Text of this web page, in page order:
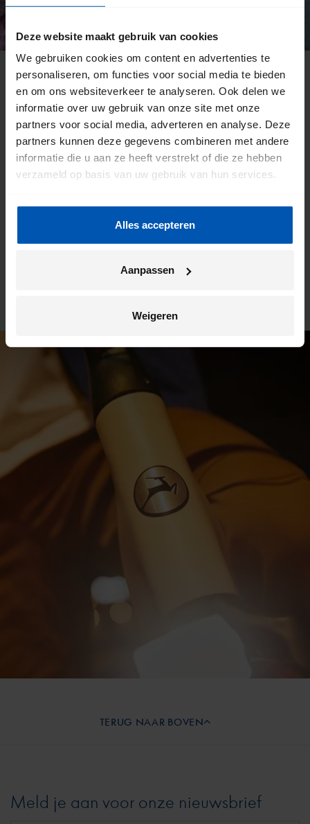
Deze website maakt gebruik van cookies
We gebruiken cookies om content en advertenties te
personaliseren, om functies voor social media te bieden
en om ons websiteverkeer te analyseren. Ook delen we
informatie over uw gebruik van onze site met onze
partners voor social media, adverteren en analyse. Deze
partners kunnen deze gegevens combineren met andere
informatie die u aan ze heeft verstrekt of die ze hebben
verzameld op basis van uw gebruik van hun services.
Alles accepteren
Aanpassen
Weigeren
De voordelen van een Gazelle
fietsenwinkel
Daarom werken we intensief samen met onze fietsenwinkels.
tijd toe aan een onderhoudsbeurt? Ook dan kun je weer bij
Meld je aan voor onze nieuwsbrief
TERUG NAAR BOVEN